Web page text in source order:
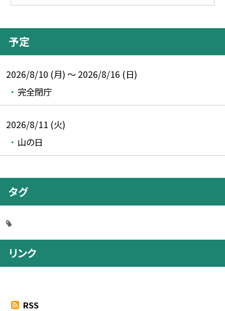
予定
2026/8/10 (月) ～ 2026/8/16 (日)
完全閉庁
2026/8/11 (火)
山の日
タグ
リンク
RSS